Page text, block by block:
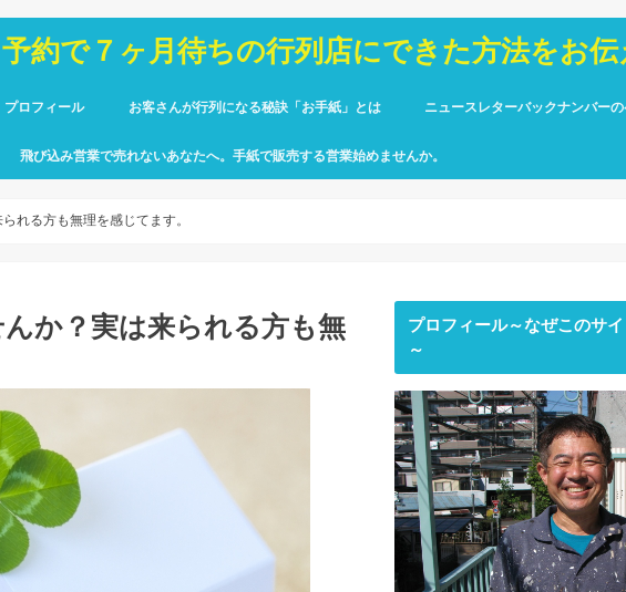
約で７ヶ月待ちの行列店にできた方法をお伝
プロフィール お客さんが行列になる秘訣「お手紙」とは ニュースレターバックナンバーの
飛び込み営業で売れないあなたへ。手紙で販売する営業始めませんか。
れる方も無理を感じてます。
か？実は来られる方も無
プロフィール～なぜこのサ
～